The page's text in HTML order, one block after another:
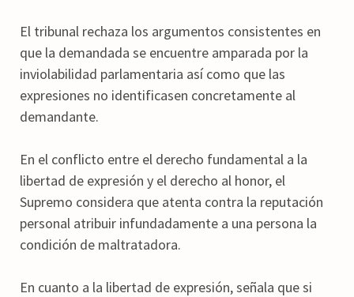
El tribunal rechaza los argumentos consistentes en
que la demandada se encuentre amparada por la
inviolabilidad parlamentaria así como que las
expresiones no identificasen concretamente al
demandante.
En el conflicto entre el derecho fundamental a la
libertad de expresión y el derecho al honor, el
Supremo considera que atenta contra la reputación
personal atribuir infundadamente a una persona la
condición de maltratadora.
En cuanto a la libertad de expresión, señala que si